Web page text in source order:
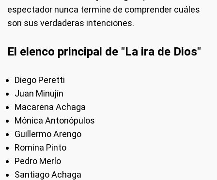
espectador nunca termine de comprender cuáles
son sus verdaderas intenciones.
El elenco principal de "La ira de Dios"
Diego Peretti
Juan Minujín
Macarena Achaga
Mónica Antonópulos
Guillermo Arengo
Romina Pinto
Pedro Merlo
Santiago Achaga